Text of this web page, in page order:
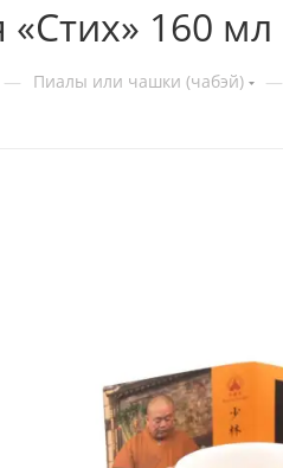
160 мл
— Пиалы или чашки (чабэй) —